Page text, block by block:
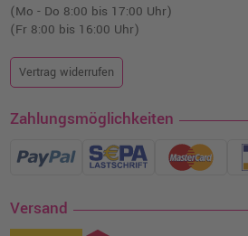
(Mo - Do 8:00 bis 17:00 Uhr)
(Fr 8:00 bis 16:00 Uhr)
Vertrag widerrufen
Zahlungsmöglichkeiten
Versand